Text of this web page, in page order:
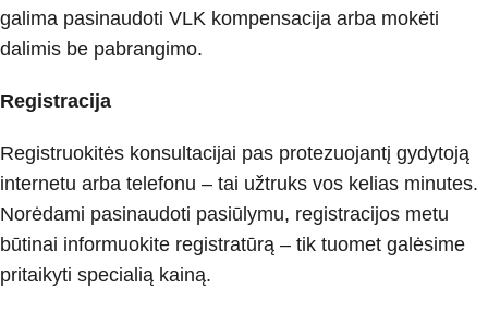
galima pasinaudoti VLK kompensacija arba mokėti
dalimis be pabrangimo.
Registracija
Registruokitės konsultacijai pas protezuojantį gydytoją
internetu arba telefonu – tai užtruks vos kelias minutes.
Norėdami pasinaudoti pasiūlymu, registracijos metu
būtinai informuokite registratūrą – tik tuomet galėsime
pritaikyti specialią kainą.